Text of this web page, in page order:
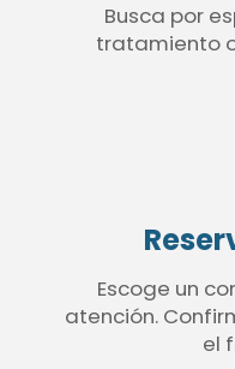
Busca por
tratamiento
Escoge un
atención.
el